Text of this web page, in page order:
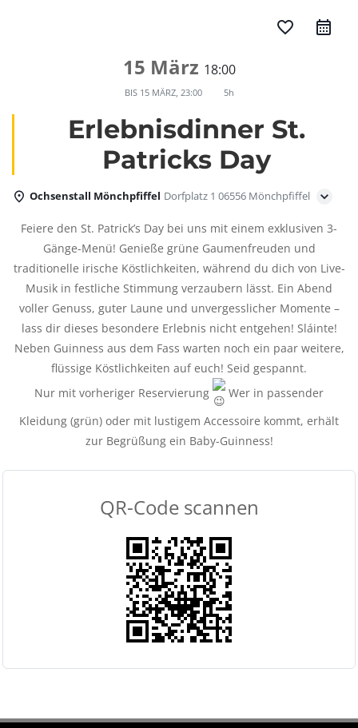
favorite_border
15 März 18:00
BIS 15 MÄRZ, 23:00 5h
Erlebnisdinner St.
Patricks Day
Ochsenstall Mönchpfiffel Dorfplatz 1 06556 Mönchpfiffel
Feiere den St. Patrick’s Day bei uns mit einem exklusiven 3-
Gänge-Menü! Genieße grüne Gaumenfreuden und
traditionelle irische Köstlichkeiten, während du dich von Live-
Musik in festliche Stimmung verzaubern lässt. Ein Abend
voller Genuss, guter Laune und unvergesslicher Momente –
lass dir dieses besondere Erlebnis nicht entgehen! Sláinte!
Neben Guinness aus dem Fass warten noch ein paar weitere,
flüssige Köstlichkeiten auf euch! Seid gespannt.
Nur mit vorheriger Reservierung
Wer in passender
Kleidung (grün) oder mit lustigem Accessoire kommt, erhält
zur Begrüßung ein Baby-Guinness!
QR-Code scannen